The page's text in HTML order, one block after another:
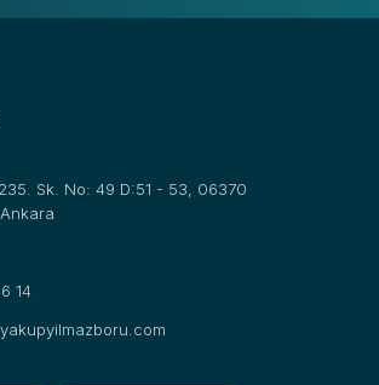
Sk. No: 49 D:51 - 53, 06370
14